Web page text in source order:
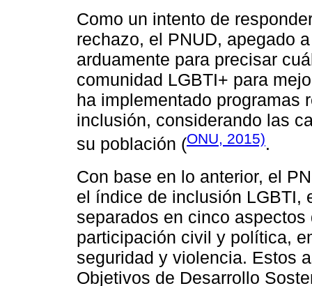
Como un intento de
rechazo, el PNUD, apegado
arduamente para precisar
comunidad LGBTI+ para
ha implementado programas
inclusión, considerando las
su población (ONU, 2015).
Con base en lo anterior, el
el índice de inclusión LGBTI,
separados en cinco
participación civil y política,
seguridad y violencia. Estos
Objetivos de Desarrollo